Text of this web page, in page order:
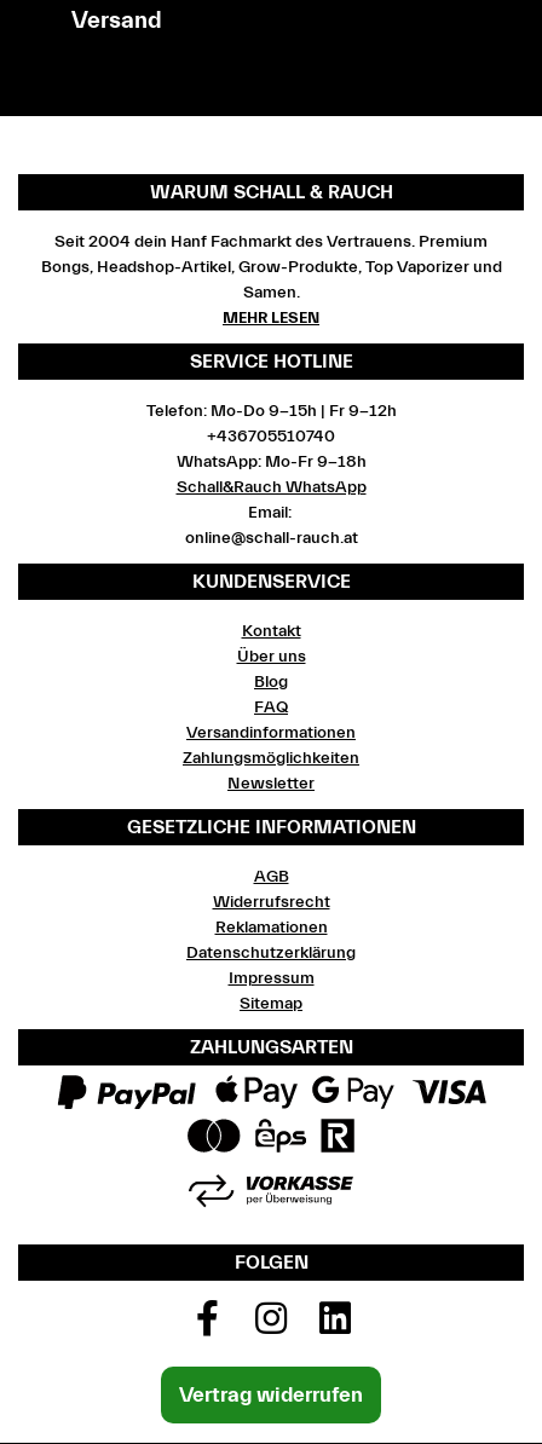
Versand
WARUM SCHALL & RAUCH
Seit 2004 dein Hanf Fachmarkt des Vertrauens. Premium
Bongs, Headshop-Artikel, Grow-Produkte, Top Vaporizer und
Samen.
MEHR LESEN
SERVICE HOTLINE
Telefon: Mo-Do 9-15h | Fr 9-12h
+436705510740
WhatsApp: Mo-Fr 9-18h
Schall&Rauch WhatsApp
Email:
online@schall-rauch.at
KUNDENSERVICE
Kontakt
Über uns
Blog
FAQ
Versandinformationen
Zahlungsmöglichkeiten
Newsletter
GESETZLICHE INFORMATIONEN
AGB
Widerrufsrecht
Reklamationen
Datenschutzerklärung
Impressum
Sitemap
ZAHLUNGSARTEN
FOLGEN
Vertrag widerrufen